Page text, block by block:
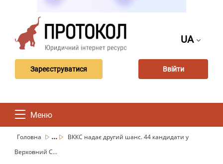
UA
Зареєструватися Ввійти
Меню
Головна ...
ВККС надає другий шанс. 44 кандидати у
Верховний С...